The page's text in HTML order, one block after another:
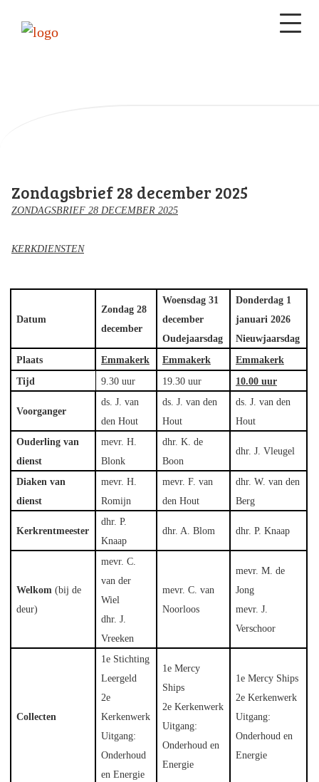
Zondagsbrief 28 december 2025
ZONDAGSBRIEF 28 DECEMBER 2025
KERKDIENSTEN
Datum
Zondag 28
december
Woensdag 31
december
Oudejaarsdag
Donderdag 1
januari 2026
Nieuwjaarsdag
Plaats
Emmakerk Emmakerk
Emmakerk
Tijd
9.30 uur 19.30 uur 10.00 uur
Voorganger
ds. J. van
den Hout
ds. J. van den
Hout
ds. J. van den
Hout
Ouderling van
dienst
mevr. H.
Blonk
dhr. K. de
Boon
dhr. J. Vleugel
Diaken van
dienst
mevr. H.
Romijn
mevr. F. van
den Hout
dhr. W. van den
Berg
Kerkrentmeester
dhr. P.
Knaap
dhr. A. Blom dhr. P. Knaap
Welkom (bij de
deur)
mevr. C.
van der
Wiel
dhr. J.
Vreeken
mevr. C. van
Noorloos
mevr. M. de
Jong
mevr. J.
Verschoor
Collecten
1e Stichting
Leergeld
2e
Kerkenwerk
Uitgang:
Onderhoud
en Energie
1e Mercy
Ships
2e Kerkenwerk
Uitgang:
Onderhoud en
Energie
1e Mercy Ships
2e Kerkenwerk
Uitgang:
Onderhoud en
Energie